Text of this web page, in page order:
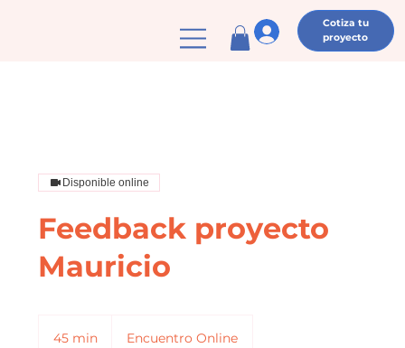
Cotiza tu
proyecto
Disponible online
Feedback proyecto
Mauricio
45 min Encuentro Online